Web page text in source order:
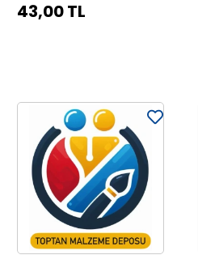
43,00 TL